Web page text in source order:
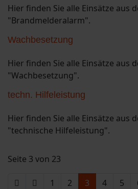
Hier finden Sie alle Einsätze aus
"Brandmelderalarm".
Wachbesetzung
Hier finden Sie alle Einsätze aus
"Wachbesetzung".
techn. Hilfeleistung
Hier finden Sie alle Einsätze aus
"technische Hilfeleistung".
Seite 3 von 23
1 2 3 4 5